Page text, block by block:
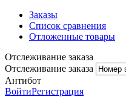
Заказы
Список сравнения
Отложенные товары
Отслеживание заказа
Отслеживание заказа
Антибот
ВойтиРегистрация